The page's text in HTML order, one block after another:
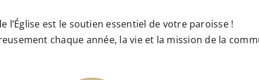
l’Église est le soutien essentiel de votre paroisse !
chaque année, la vie et la mission de la